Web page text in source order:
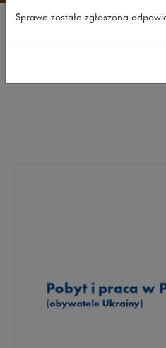
Sprawa została zgłoszona